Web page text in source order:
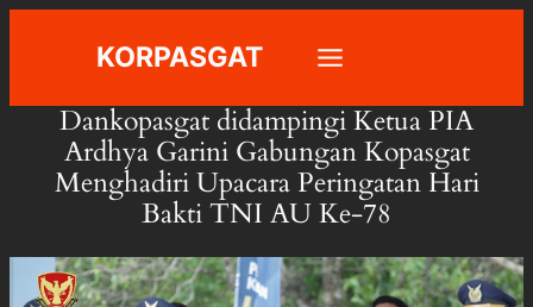
KORPASGAT
Dankopasgat didampingi Ketua PIA
Ardhya Garini Gabungan Kopasgat
Menghadiri Upacara Peringatan Hari
Bakti TNI AU Ke-78